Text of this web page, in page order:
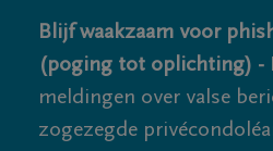
Blijf waakzaam voor
(poging tot oplichting) -
meldingen over valse
zogezegde